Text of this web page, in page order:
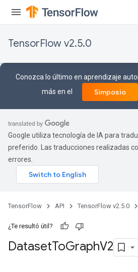
TensorFlow v2.5.0
Conozca lo último en aprendizaje
más en el
Simposio
Google utiliza tecnología de IA para
preferido. Las traducciones realizadas
errores.
TensorFlow API TensorFlow v2.5.0
¿Te resultó útil?
DatasetToGraphV2